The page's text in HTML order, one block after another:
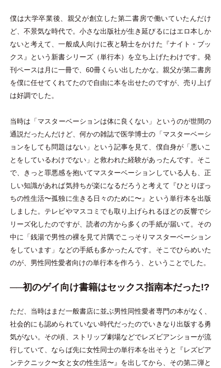
僕は大学卒業後、親父が創立した第二書房で働いていたんだけ
ど、不景気な時代で。小さな出版社が生き延びるにはエロ本しか
ないと考えて、一般成人向けに夜と騎士をかけた『ナイト ・ ブッ
クス』という新書シリーズ（単行本） を立ち上げたわけです。発
刊ペースは月に一冊で、60冊くらい出したかな。親父が第二書房
を僕に任せてくれてたので自由に本を出せたのですが、売り上げ
は好調でした。
当時は 「マスターベーションは体に良くない 」
というのが世間の
通説だったんだけど、何かの雑誌で医学博士の 「マスターベーシ
ョンをしても問題はない」 という記事を見て、僕自身が「悪いこ
とをしているわけでない」
と救われた経験があったんです。そこ
で、きっと罪悪感を抱いてマスターベーションしている人も、正
しい知識があれば気持ちが楽になるだろうと考えて『ひとりぼっ
ちの性生活〜孤独に生きる日々のために〜』という単行本を出版
しました。テレビやマスコミでも取り上げられるほどの反響でシ
リーズ化したのですが、読者の方から多くの手紙が届いて。その
中に 「銭湯で男性の裸を見て片隅でこっそりマスターベーション
をしています 」 などの手紙も多かったんです。そこでひらめいた
のが、男性同性愛者向けの単行本を作ろう、ということでした。
──初のゲイ向け書籍はセックス指南本だった!?
ただ、当時はまだ一般書店に並ぶ男性同性愛者専門の本がなく、
社会的にも認められていない時代だったのでいきなり出版する勇
気がない。その頃、ストリップ劇場などでレズビアンショーが流
行していて、ならば先に女性同士の単行本を出そうと『レズビア
ンテクニック〜女と女の性生活〜』を出してから、その第二弾と